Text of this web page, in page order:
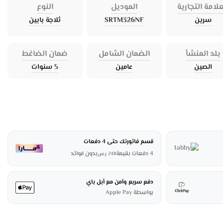
التجارية
سرين
الموديل
SRTM326NF
النوع
ثلاجة بابين
بلد المنشأ
الصين
الضمان الشامل
عامين
ضمان الضاغط
5 سنوات
قسم فاتورتك حتى 4 دفعات
4 دفعات بقيمة
248 ر.سبدون فوائد
دفع سريع وآمن مع أبل باي
بواسطة Apple Pay